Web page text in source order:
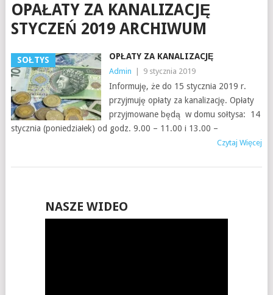
OPAŁATY ZA KANALIZACJĘ
STYCZEŃ 2019 ARCHIWUM
SOŁTYS OPŁATY ZA KANALIZACJĘ
Admin 9 stycznia 2019
Informuję, że do 15 stycznia 2019 r.
przyjmuję opłaty za kanalizację. Opłaty
przyjmowane będą w domu sołtysa: 14
stycznia (poniedziałek) od godz. 9.00 – 11.00 i 13.00 –
Czytaj Więcej
NASZE WIDEO